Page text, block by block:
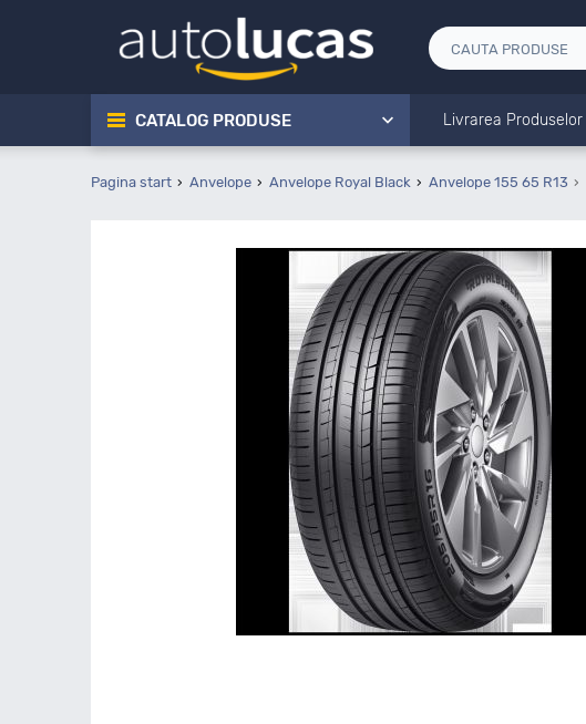
CATALOG PRODUSE Livrarea Produselor
Pagina start Anvelope Anvelope Royal Black Anvelope 155 65 R13